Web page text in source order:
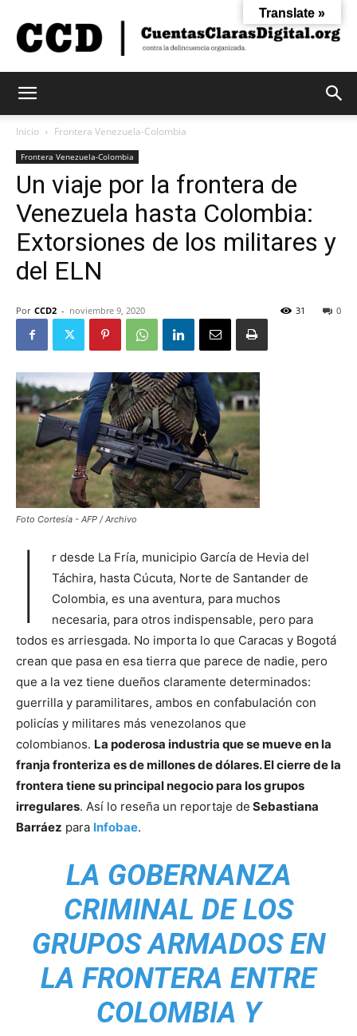
Claras
Digital
Inicio Frontera Venezuela-Colombia
Frontera Venezuela-Colombia
Un viaje por la frontera de
Venezuela hasta Colombia:
Extorsiones de los militares y
del ELN
Por CCD2 - noviembre 9, 2020 0
31
Foto Cortesía - AFP / Archivo
I
r desde La Fría, municipio García de Hevia del
Táchira, hasta Cúcuta, Norte de Santander de
Colombia, es una aventura, para muchos
necesaria, para otros indispensable, pero para
todos es arriesgada. No importa lo que Caracas y Bogotá
crean que pasa en esa tierra que parece de nadie, pero
que a la vez tiene dueños claramente determinados:
guerrilla y paramilitares, ambos en confabulación con
policías y militares más venezolanos que
colombianos. La poderosa industria que se mueve en la
franja fronteriza es de millones de dólares. El cierre de la
frontera tiene su principal negocio para los grupos
irregulares. Así lo reseña un reportaje de Sebastiana
Barráez para Infobae.
LA GOBERNANZA
CRIMINAL DE LOS
GRUPOS ARMADOS EN
LA FRONTERA ENTRE
COLOMBIA Y
Translate »